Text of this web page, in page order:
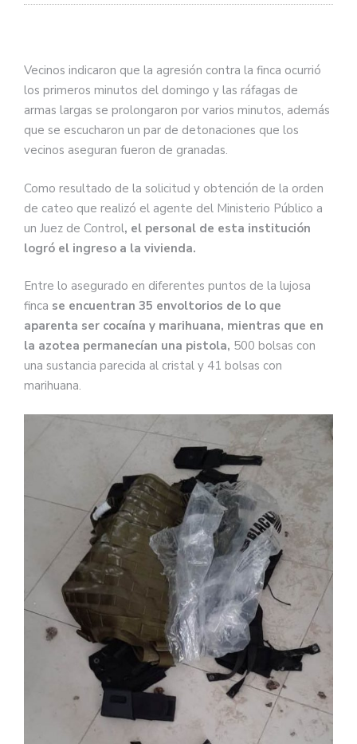
Vecinos indicaron que la agresión contra la finca ocurrió
los primeros minutos del domingo y las ráfagas de
armas largas se prolongaron por varios minutos, además
que se escucharon un par de detonaciones que los
vecinos aseguran fueron de granadas.
Como resultado de la solicitud y obtención de la orden
de cateo que realizó el agente del Ministerio Público a
un Juez de Control, el personal de esta institución
logró el ingreso a la vivienda.
Entre lo asegurado en diferentes puntos de la lujosa
finca se encuentran 35 envoltorios de lo que
aparenta ser cocaína y marihuana, mientras que en
la azotea permanecían una pistola, 500 bolsas con
una sustancia parecida al cristal y 41 bolsas con
marihuana.